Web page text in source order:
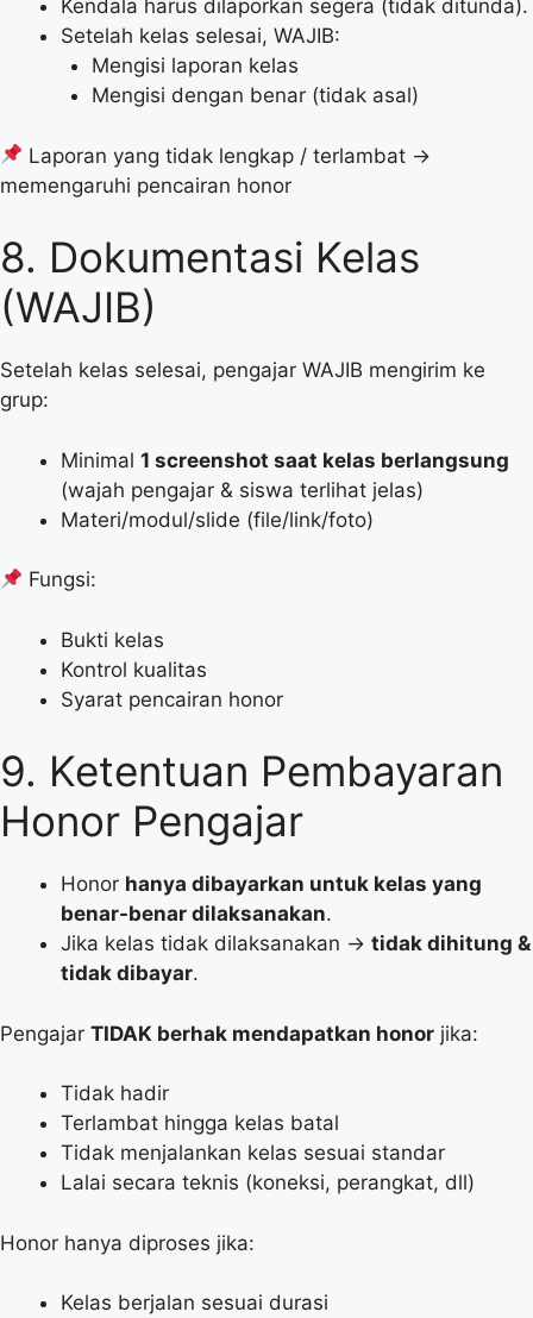
Kendala harus dilaporkan segera (tidak ditunda).
Setelah kelas selesai, WAJIB:
Mengisi laporan kelas
Mengisi dengan benar (tidak asal)
Laporan yang tidak lengkap / terlambat →
memengaruhi pencairan honor
8. Dokumentasi Kelas
(WAJIB)
Setelah kelas selesai, pengajar WAJIB mengirim ke
grup:
Minimal 1 screenshot saat kelas berlangsung
(wajah pengajar & siswa terlihat jelas)
Materi/modul/slide (file/link/foto)
Fungsi:
Bukti kelas
Kontrol kualitas
Syarat pencairan honor
9. Ketentuan Pembayaran
Honor Pengajar
Honor hanya dibayarkan untuk kelas yang
benar-benar dilaksanakan.
Jika kelas tidak dilaksanakan → tidak dihitung &
tidak dibayar.
Pengajar TIDAK berhak mendapatkan honor jika:
Tidak hadir
Terlambat hingga kelas batal
Tidak menjalankan kelas sesuai standar
Lalai secara teknis (koneksi, perangkat, dll)
Honor hanya diproses jika:
Kelas berjalan sesuai durasi